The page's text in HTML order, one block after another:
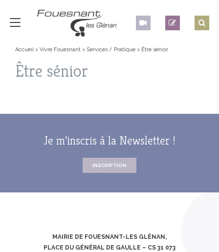
Accueil>Vivre Fouesnant > Services / Pratique > Être sénior
Être sénior
Je m’inscris à la Newsletter !
INSCRIPTION
MAIRIE DE FOUESNANT-LES GLÉNAN,
PLACE DU GÉNÉRAL DE GAULLE – CS 31 073